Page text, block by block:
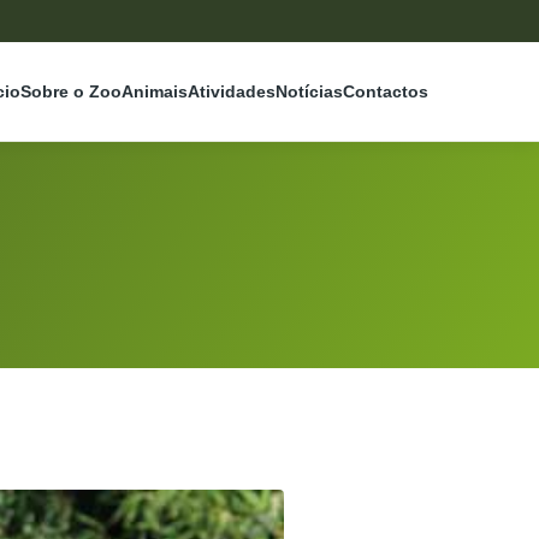
Sobre o ZooAnimaisAtividadesNotíciasContactos